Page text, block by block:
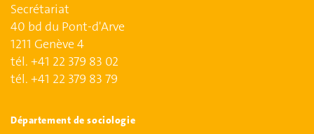
Secrétariat
40 bd du Pont-d'Arve
1211 Genève 4
tél. +41 22 379 83 02
tél. +41 22 379 83 79
Département de sociologie